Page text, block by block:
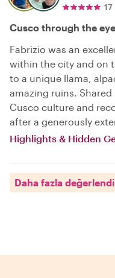
Cusco through the
Fabrizio was an
within the city and on
to a unique llama,
amazing ruins.
Cusco culture and
after a generously
Highlights & Hidden
Daha fazla